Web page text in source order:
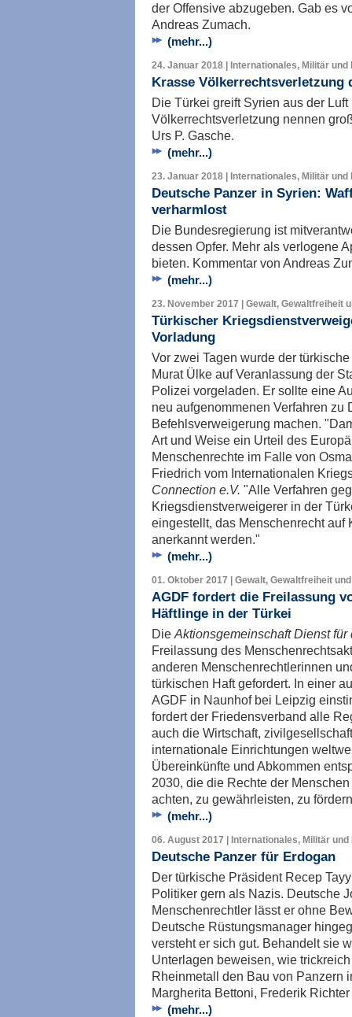
der Offensive abzugeben. Gab es
Andreas Zumach.
(mehr...)
24. Januar 2018 | Internationales, Militär und
Krasse Völkerrechtsverletzung
Die Türkei greift Syrien aus der
Völkerrechtsverletzung nennen
Urs P. Gasche.
(mehr...)
23. Januar 2018 | Internationales, Militär und
Deutsche Panzer in Syrien:
verharmlost
Die Bundesregierung ist
dessen Opfer. Mehr als verlogene
bieten. Kommentar von Andreas
(mehr...)
23. November 2017 | Gewalt, Gewaltfreiheit
Türkischer
Vorladung
Vor zwei Tagen wurde der
Murat Ülke auf Veranlassung der
Polizei vorgeladen. Er sollte eine
neu aufgenommenen Verfahren zu
Befehlsverweigerung machen.
Art und Weise ein Urteil des
Menschenrechte im Falle von
Friedrich vom Internationalen
Connection e.V. "Alle Verfahren
Kriegsdienstverweigerer in der
eingestellt, das Menschenrecht auf
anerkannt werden."
(mehr...)
01. Oktober 2017 | Gewalt, Gewaltfreiheit
AGDF fordert die Freilassung
Häftlinge in der Türkei
Die Aktionsgemeinschaft Dienst für
Freilassung des
anderen Menschenrechtlerinnen
türkischen Haft gefordert. In einer
AGDF in Naunhof bei Leipzig
fordert der Friedensverband alle
auch die Wirtschaft,
internationale Einrichtungen
Übereinkünfte und Abkommen
2030, die die Rechte der
achten, zu gewährleisten, zu
(mehr...)
06. August 2017 | Internationales, Militär und
Deutsche Panzer für Erdogan
Der türkische Präsident Recep
Politiker gern als Nazis. Deutsche
Menschenrechtler lässt er ohne
Deutsche Rüstungsmanager
versteht er sich gut. Behandelt sie
Unterlagen beweisen, wie
Rheinmetall den Bau von Panzern
Margherita Bettoni, Frederik
(mehr...)